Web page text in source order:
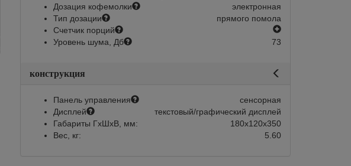
Кофемолка Helios 85 PRO B White
Диаметр жерновов, мм
Дозация кофемолки
Кофемолка Mignon Specialita
Terracotta
Диаметр жерновов, мм
Дозация кофемолки
электронная
Тип дозации
прямого помола
Счетчик порций
есть
Уровень шума, Дб
73
конструкция
Панель управления
сенсорная
Дисплей
текстовый/графический дисплей
Габариты ГхШхВ, мм:
180х120х350
Вес, кг:
5.60